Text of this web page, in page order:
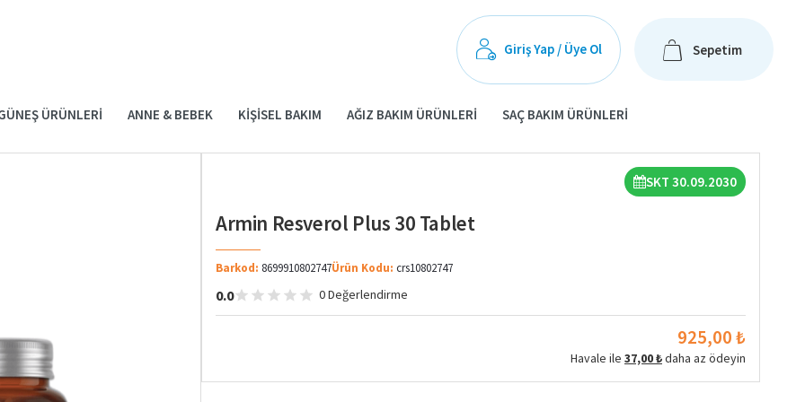
Giriş Yap / Üye Ol Sepetim
ÜRÜNLERI ANNE & BEBEK KIŞISEL BAKIM AĞIZ BAKIM ÜRÜNLERI SAÇ BAKIM ÜRÜNLERI
SKT 30.09.2030
Armin Resverol Plus 30 Tablet
Barkod: 8699910802747Ürün Kodu: crs10802747
0.0 0 Değerlendirme
925,00 ₺
Havale ile 37,00 ₺ daha az ödeyin